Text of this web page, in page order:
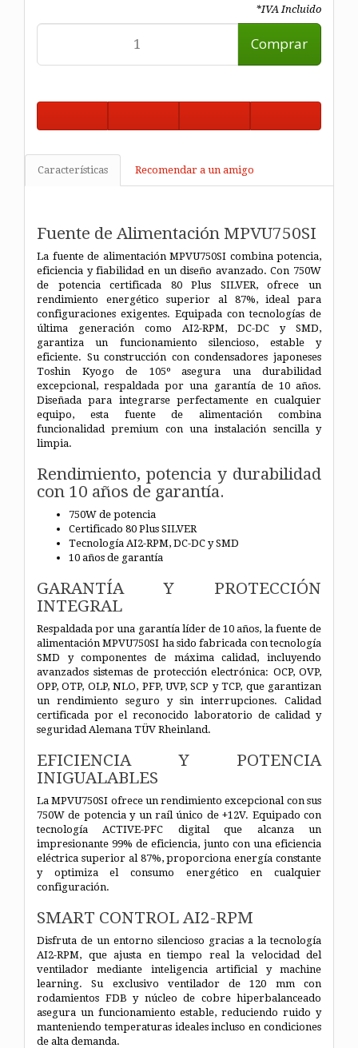
*IVA Incluido
Comprar
Características Recomendar a un amigo
Fuente de Alimentación MPVU750SI
La fuente de alimentación MPVU750SI combina potencia,
eficiencia y fiabilidad en un diseño avanzado. Con 750W
de potencia certificada 80 Plus SILVER, ofrece un
rendimiento energético superior al 87%, ideal para
configuraciones exigentes. Equipada con tecnologías de
última generación como AI2-RPM, DC-DC y SMD,
garantiza un funcionamiento silencioso, estable y
eficiente. Su construcción con condensadores japoneses
Toshin Kyogo de 105º asegura una durabilidad
excepcional, respaldada por una garantía de 10 años.
Diseñada para integrarse perfectamente en cualquier
equipo, esta fuente de alimentación combina
funcionalidad premium con una instalación sencilla y
limpia.
Rendimiento, potencia y durabilidad
con 10 años de garantía.
750W de potencia
Certificado 80 Plus SILVER
Tecnología AI2-RPM, DC-DC y SMD
10 años de garantía
GARANTÍA Y PROTECCIÓN
INTEGRAL
Respaldada por una garantía líder de 10 años, la fuente de
alimentación MPVU750SI ha sido fabricada con tecnología
SMD y componentes de máxima calidad, incluyendo
avanzados sistemas de protección electrónica: OCP, OVP,
OPP, OTP, OLP, NLO, PFP, UVP, SCP y TCP, que garantizan
un rendimiento seguro y sin interrupciones. Calidad
certificada por el reconocido laboratorio de calidad y
seguridad Alemana TÜV Rheinland.
EFICIENCIA Y POTENCIA
INIGUALABLES
La MPVU750SI ofrece un rendimiento excepcional con sus
750W de potencia y un raíl único de +12V. Equipado con
tecnología ACTIVE-PFC digital que alcanza un
impresionante 99% de eficiencia, junto con una eficiencia
eléctrica superior al 87%, proporciona energía constante
y optimiza el consumo energético en cualquier
configuración.
SMART CONTROL AI2-RPM
Disfruta de un entorno silencioso gracias a la tecnología
AI2-RPM, que ajusta en tiempo real la velocidad del
ventilador mediante inteligencia artificial y machine
learning. Su exclusivo ventilador de 120 mm con
rodamientos FDB y núcleo de cobre hiperbalanceado
asegura un funcionamiento estable, reduciendo ruido y
manteniendo temperaturas ideales incluso en condiciones
de alta demanda.